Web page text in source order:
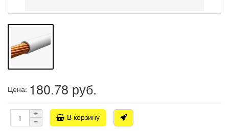
Цена: 180.78 руб.
В корзину